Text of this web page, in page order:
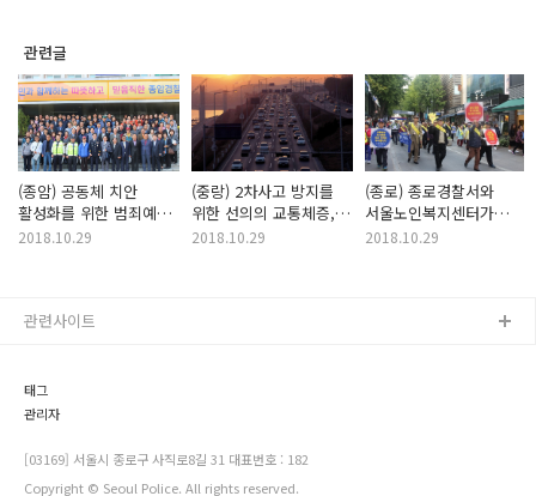
관련글
(종암) 공동체 치안
활성화를 위한 범죄예방
간담회
2018.10.29
(중랑) 2차사고 방지를
위한 선의의 교통체증,
트래픽 브레이크를
2018.10.29
(종로) 종로경찰서와
서울노인복지센터가
함께하는 교통안전
2018.10.29
태그
관리자
[03169] 서울시 종로구 사직로8길 31 대표번호 : 182
Copyright © Seoul Police. All rights reserved.
관련사이트